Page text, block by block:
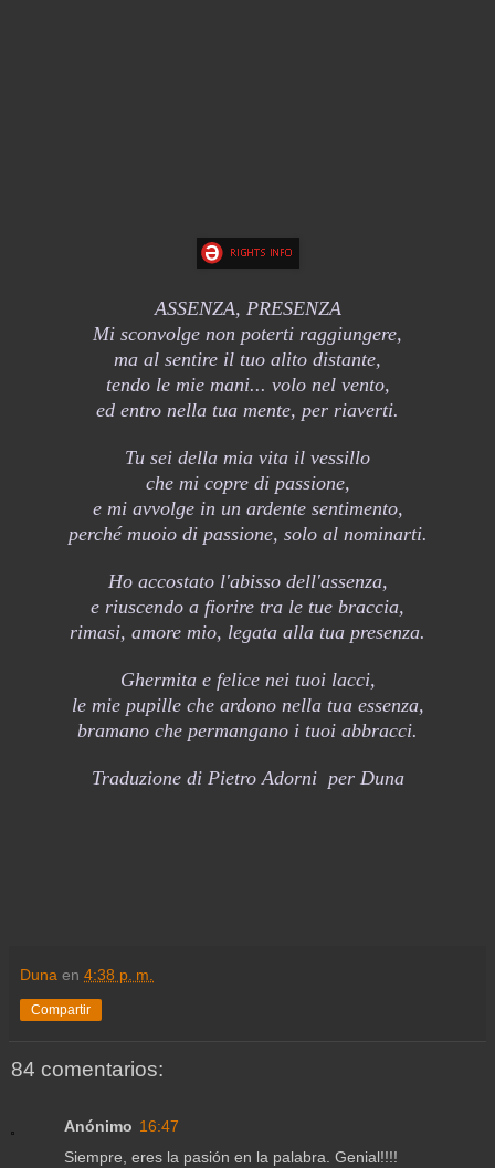
ASSENZA, PRESENZA
Mi sconvolge non poterti raggiungere,
ma al sentire il tuo alito distante,
tendo le mie mani... volo nel vento,
ed entro nella tua mente, per riaverti.
Tu sei della mia vita il vessillo
che mi copre di passione,
e mi avvolge in un ardente sentimento,
perché muoio di passione, solo al nominarti.
Ho accostato l'abisso dell'assenza,
e riuscendo a fiorire tra le tue braccia,
rimasi, amore mio, legata alla tua presenza.
Ghermita e felice nei tuoi lacci,
le mie pupille che ardono nella tua essenza,
bramano che permangano i tuoi abbracci.
Traduzione di Pietro Adorni per Duna
Duna en 4:38 p. m.
Compartir
84 comentarios:
Anónimo 16:47
Siempre, eres la pasión en la palabra. Genial!!!!